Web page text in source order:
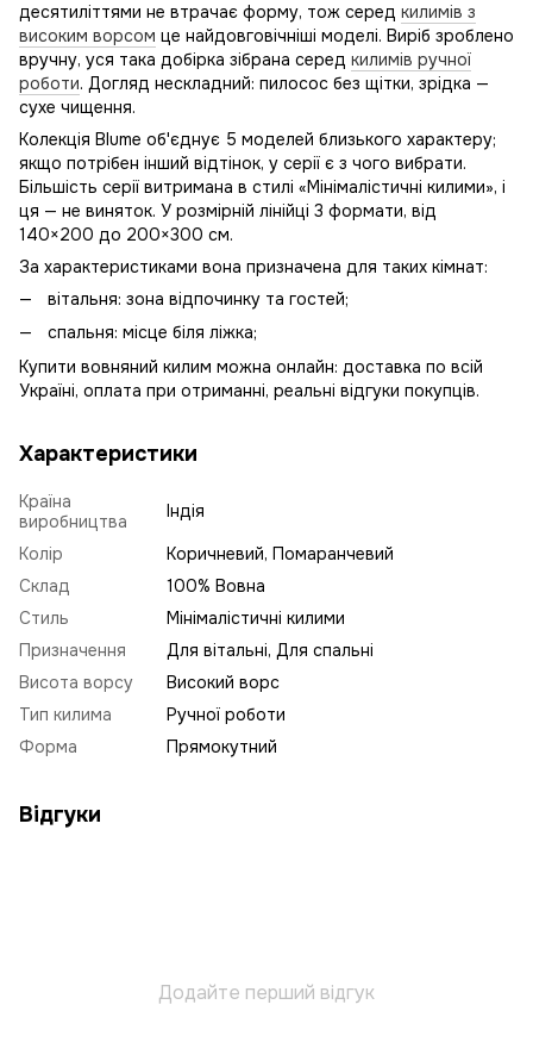
десятиліттями не втрачає форму, тож серед килимів з
високим ворсом це найдовговічніші моделі. Виріб зроблено
вручну, уся така добірка зібрана серед килимів ручної
роботи. Догляд нескладний: пилосос без щітки, зрідка —
сухе чищення.
Колекція Blume об'єднує 5 моделей близького характеру;
якщо потрібен інший відтінок, у серії є з чого вибрати.
Більшість серії витримана в стилі «Мінімалістичні килими», і
ця — не виняток. У розмірній лінійці 3 формати, від
140×200 до 200×300 см.
За характеристиками вона призначена для таких кімнат:
вітальня: зона відпочинку та гостей;
спальня: місце біля ліжка;
Купити вовняний килим можна онлайн: доставка по всій
Україні, оплата при отриманні, реальні відгуки покупців.
Характеристики
Країна
виробництва
Індія
Колір
Коричневий, Помаранчевий
Склад
100% Вовна
Стиль
Мінімалістичні килими
Призначення
Для вітальні, Для спальні
Висота ворсу
Високий ворс
Тип килима
Ручної роботи
Форма
Прямокутний
Відгуки
Додайте перший відгук